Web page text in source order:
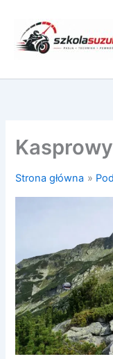
treści
Strona główna